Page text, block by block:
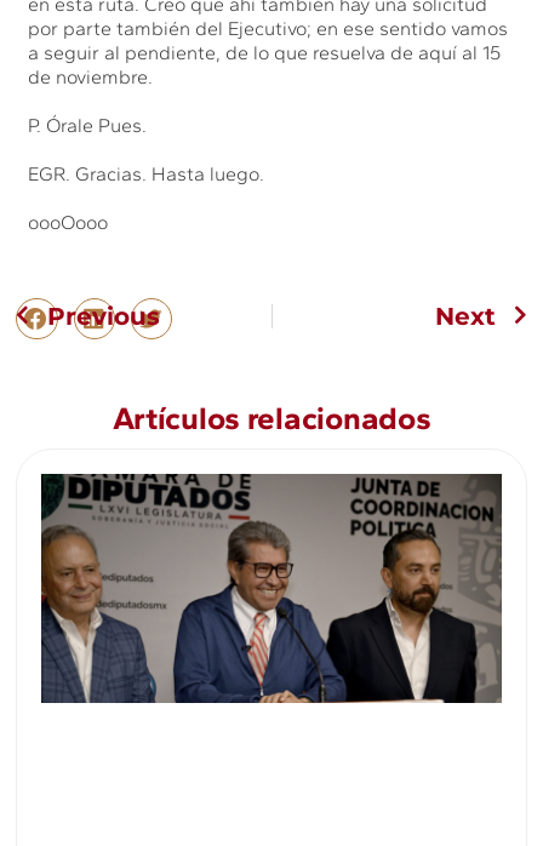
por parte también del Ejecutivo; en ese sentido vamos
a seguir al pendiente, de lo que resuelva de aquí al 15
de noviembre.
P. Órale Pues.
EGR. Gracias. Hasta luego.
oooOooo
Previous Next
Artículos relacionados